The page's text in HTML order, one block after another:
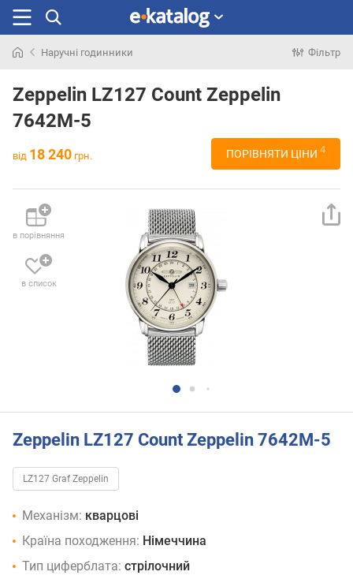
раніше
Наручні годинники Фільтр
Zeppelin LZ127 Count Zeppelin
7642M-5
від 18 240 грн. ПОРІВНЯТИ ЦІНИ 4
в порівняння
в список
Zeppelin LZ127 Count Zeppelin 7642M-5
LZ127 Graf Zeppelin
Механізм: кварцові
Країна походження: Німеччина
Тип циферблата: стрілочний